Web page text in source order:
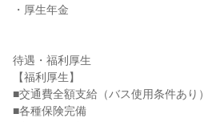
・厚生年金
待遇・福利厚生
【福利厚生】
■交通費全額支給（バス使用条件あり）
■各種保険完備